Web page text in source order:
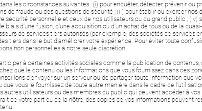
les circonstances suivantes : (i) pour enquêter, détecter, prévenir ou
de fraude ou des questions de sécurité ; (ii) pour établir ou exercer
sécurité personnelle et ceux de nos utilisateurs ou du grand public ; (iv)
biais d'une fusion, d'une acquisition ou d'un achat de tous ou de la
de services tiers autorisés (par exemple, des sociétés de services
tiers dans le but d'améliorer votre expérience. Pour éviter toute
non personnelles à notre seule discrétion.
à certaines activités sociales comme la publication de
que le contenu ou les informations que vous fournissez dans ces
d’envoyer sur un serveur ou de partager toute information que
vous le fournissez de toute autre manière dans le cadre de
autres utilisateurs ou des membres du public qui peuvent accéder à
de votre part ou de la nôtre, des copies de vos informations peuvent